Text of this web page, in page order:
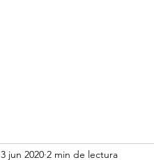
3 jun 2020 2 min de lectura